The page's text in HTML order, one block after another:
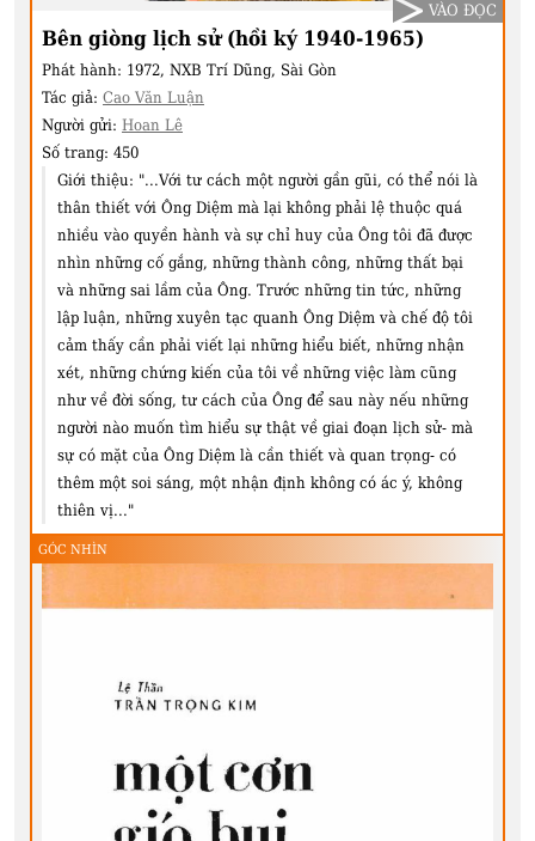
Bên giòng lịch sử (hồi ký 1940-1965)
Phát hành: 1972, NXB Trí Dũng, Sài Gòn
Tác giả: Cao Văn Luận
Người gửi: Hoan Lê
Số trang: 450
Giới thiệu: "...Với tư cách một người gần gũi, có thể nói là
thân thiết với Ông Diệm mà lại không phải lệ thuộc quá
nhiều vào quyền hành và sự chỉ huy của Ông tôi đã được
nhìn những cố gắng, những thành công, những thất bại
và những sai lầm của Ông. Trước những tin tức, những
lập luận, những xuyên tạc quanh Ông Diệm và chế độ tôi
cảm thấy cần phải viết lại những hiểu biết, những nhận
xét, những chứng kiến của tôi về những việc làm cũng
như về đời sống, tư cách của Ông để sau này nếu những
người nào muốn tìm hiểu sự thật về giai đoạn lịch sử- mà
sự có mặt của Ông Diệm là cần thiết và quan trọng- có
thêm một soi sáng, một nhận định không có ác ý, không
thiên vị..."
VÀO ĐỌC
GÓC NHÌN